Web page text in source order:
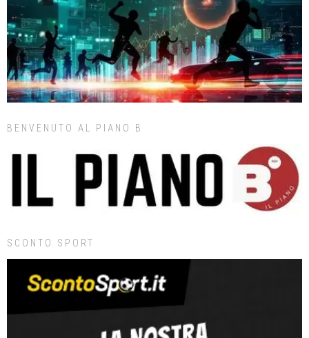
BENVENUTO AL PIANO B
SCONTO SPORT